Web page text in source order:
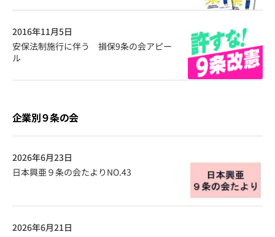
安保法制施行に伴う 損保9条の会アピー
ル
2016年11月5日
企業別９条の会
日本興亜９条の会たよりNO.43
2026年6月23日
2026年6月21日